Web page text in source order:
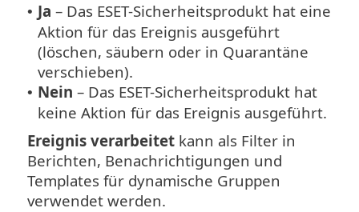
• Ja – Das ESET-Sicherheitsprodukt hat eine
Aktion für das Ereignis ausgeführt
(löschen, säubern oder in Quarantäne
verschieben).
• Nein – Das ESET-Sicherheitsprodukt hat
keine Aktion für das Ereignis ausgeführt.
Ereignis verarbeitet kann als Filter in
Berichten, Benachrichtigungen und
Templates für dynamische Gruppen
verwendet werden.